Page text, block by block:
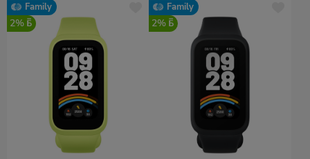
Family
2%
Family
2%